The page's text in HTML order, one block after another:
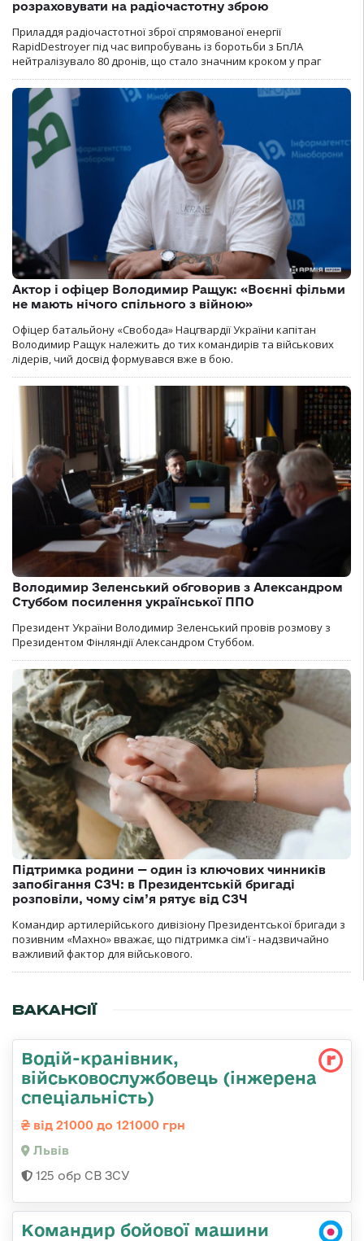
розраховувати на радіочастотну зброю
Приладдя радіочастотної зброї спрямованої енергії
RapidDestroyer під час випробувань із боротьби з БпЛА
нейтралізувало 80 дронів, що стало значним кроком у праг
Актор і офіцер Володимир Ращук: «Воєнні фільми
не мають нічого спільного з війною»
Офіцер батальйону «Свобода» Нацгвардії України капітан
Володимир Ращук належить до тих командирів та військових
лідерів, чий досвід формувався вже в бою.
Володимир Зеленський обговорив з Александром
Стуббом посилення української ППО
Президент України Володимир Зеленський провів розмову з
Президентом Фінляндії Александром Стуббом.
Підтримка родини — один із ключових чинників
запобігання СЗЧ: в Президентській бригаді
розповіли, чому сім’я рятує від СЗЧ
Командир артилерійського дивізіону Президентської бригади з
позивним «Махно» вважає, що підтримка сім'ї - надзвичайно
важливий фактор для військового.
ВАКАНСІЇ
Водій-кранівник,
військовослужбовець (інжерена
спеціальність)
від 21000 до 121000 грн
Львів
125 обр СВ ЗСУ
Командир бойової машини